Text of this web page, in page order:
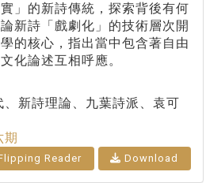
」的新詩傳統，探索背後有何
新詩「戲劇化」的技術層次開
的核心，指出當中包含著自由
化論述互相呼應。
、新詩理論、九葉詩派、袁可
期
Reader Download